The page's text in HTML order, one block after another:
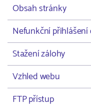
Obsah stránky
Nefunkční přihlášení
Stažení zálohy
Vzhled webu
FTP přístup